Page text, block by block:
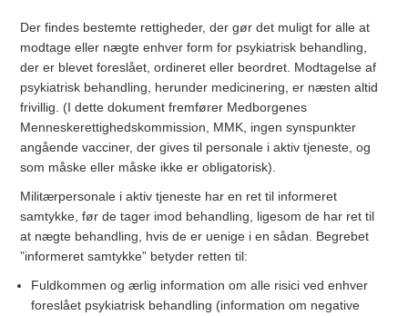
Der findes bestemte rettigheder, der gør det muligt for alle at
modtage eller nægte enhver form for psykiatrisk behandling,
der er blevet foreslået, ordineret eller beordret. Modtagelse af
psykiatrisk behandling, herunder medicinering, er næsten altid
frivillig. (I dette dokument fremfører Medborgenes
Menneskerettighedskommission, MMK, ingen synspunkter
angående vacciner, der gives til personale i aktiv tjeneste, og
som måske eller måske ikke er obligatorisk).
Militærpersonale i aktiv tjeneste har en ret til informeret
samtykke, før de tager imod behandling, ligesom de har ret til
at nægte behandling, hvis de er uenige i en sådan. Begrebet
”informeret samtykke” betyder retten til:
Fuldkommen og ærlig information om alle risici ved enhver
foreslået psykiatrisk behandling (information om negative